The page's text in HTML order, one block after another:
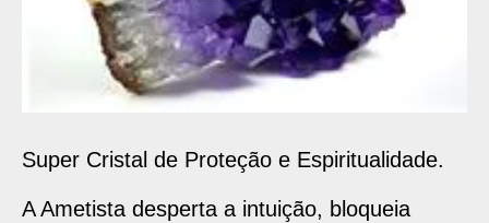
Super Cristal de Proteção e Espiritualidade.
A Ametista desperta a intuição, bloqueia